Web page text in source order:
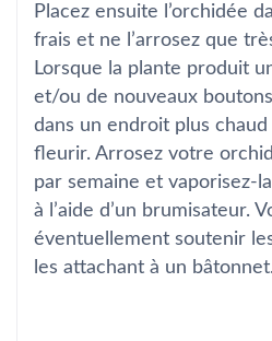
Placez ensuite l’orchidée
frais et ne l’arrosez que
Lorsque la plante produit
et/ou de nouveaux
dans un endroit plus chaud
fleurir. Arrosez votre
par semaine et vaporisez-
à l’aide d’un brumisateur.
éventuellement soutenir
les attachant à un bâtonnet.